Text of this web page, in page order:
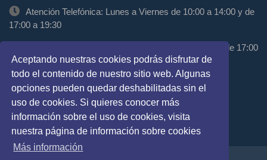
Aceptando nuestras cookies podrás disfrutar de
todo el contenido de nuestro sitio web. Algunas
opciones pueden quedar deshabilitadas sin el
uso de cookies. Si quieres conocer más
información sobre el uso de cookies, visita
nuestra página de información sobre cookies
Más información
Atención Telefónica: Lunes a Viernes de 10:00 a 14:00 y de
17:00 a 19:30
Atención Presencial: Miércoles de 11:00 a 13:00 y de 17:00
a 19:00
Síguenos